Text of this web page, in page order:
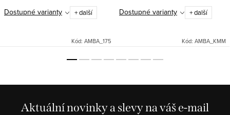
Dostupné varianty
+ další
Kód: AMBA_175
Dostupné varianty
+ další
Kód: AMBA_KMM
Aktuální novinky a slevy na váš e-mail